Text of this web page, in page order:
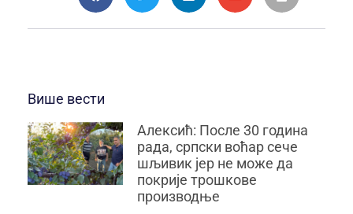
Више вести
Алексић: После 30 година
рада, српски воћар сече
шљивик јер не може да
покрије трошкове
производњe